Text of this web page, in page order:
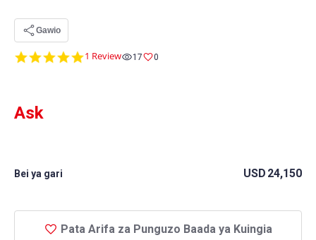
5.0
1 Review 17 0
Ask
Bei ya gari USD 24,150
Pata Arifa za Punguzo Baada ya Kuingia
Gawio